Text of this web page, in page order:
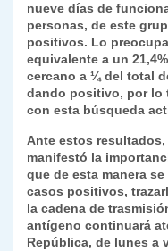
nueve días de
personas, de este
positivos. Lo
equivalente a un
cercano a ¼ del total
dando positivo, por lo
con esta búsqueda
Ante estos resultados,
manifestó la
que de esta manera
casos positivos,
la cadena de
antígeno continuará
República, de lunes a